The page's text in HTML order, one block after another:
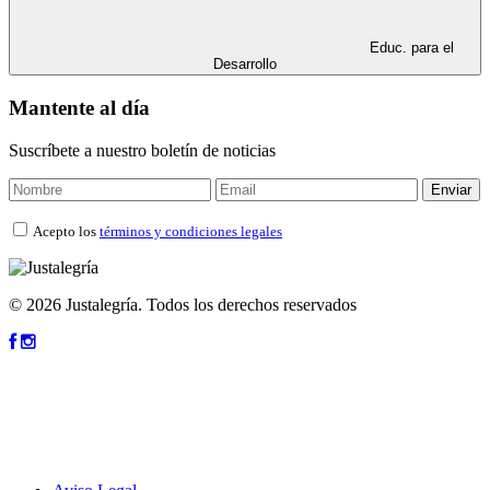
Desarrollo
Mantente al día
Suscríbete a nuestro boletín de noticias
Acepto los términos y condiciones legales
© 2026 Justalegría. Todos los derechos reservados